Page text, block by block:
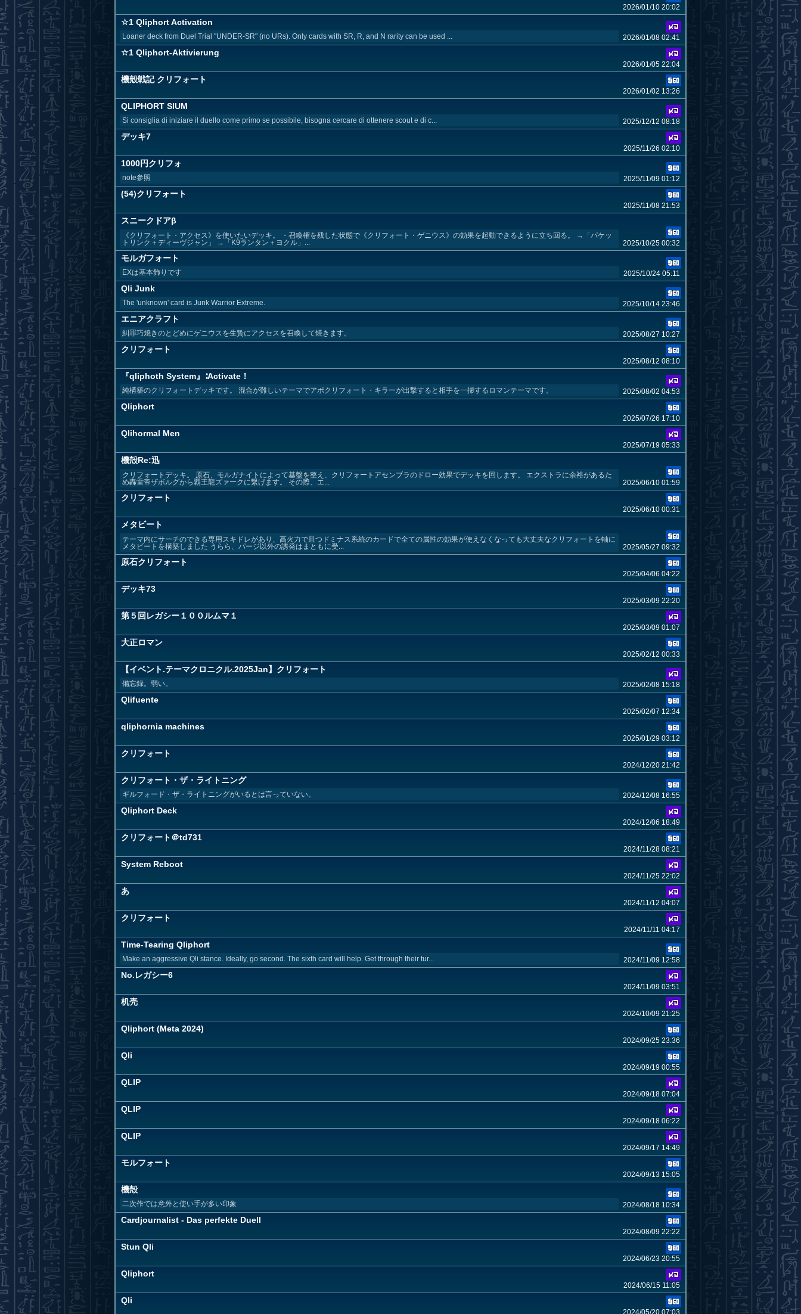
2026/01/10 20:02
☆1 Qliphort Activation
Loaner deck from Duel Trial "UNDER-SR" (no URs). Only cards with SR, R, and N rarity can be used ... 2026/01/08 02:41
☆1 Qliphort-Aktivierung
2026/01/05 22:04
機殼戦記 クリフォート
2026/01/02 13:26
QLIPHORT SIUM
Si consiglia di iniziare il duello come primo se possibile, bisogna cercare di ottenere scout e di c... 2025/12/12 08:18
デッキ7
2025/11/26 02:10
1000円クリフォ
note参照 2025/11/09 01:12
(54)クリフォート
2025/11/08 21:53
スニークドアβ
《クリフォート・アクセス》を使いたいデッキ。 ・召喚権を残した状態で《クリフォート・ゲニウス》の効果を起動できるように立ち回る。 →「パケッ
トリンク＋ディーヴジャン」 →「K9ランタン＋ヨクル」...
2025/10/25 00:32
モルガフォート
EXは基本飾りです 2025/10/24 05:11
Qli Junk
The 'unknown' card is Junk Warrior Extreme. 2025/10/14 23:46
エニアクラフト
糾罪巧焼きのとどめにゲニウスを生贄にアクセスを召喚して焼きます。 2025/08/27 10:27
クリフォート
2025/08/12 08:10
『qliphoth System』∶Activate！
純構築のクリフォートデッキです。 混合が難しいテーマでアポクリフォート・キラーが出撃すると相手を一掃するロマンテーマです。 2025/08/02 04:53
Qliphort
2025/07/26 17:10
Qlihormal Men
2025/07/19 05:33
機殻Re:迅
クリフォートデッキ。 原石、モルガナイトによって基盤を整え、クリフォートアセンブラのドロー効果でデッキを回します。 エクストラに余裕があるた
め轟雷帝ザボルグから覇王龍ズァークに繋げます。 その際、エ...
2025/06/10 01:59
クリフォート
2025/06/10 00:31
メタビート
テーマ内にサーチのできる専用スキドレがあり、高火力で且つドミナス系統のカードで全ての属性の効果が使えなくなっても大丈夫なクリフォートを軸に
メタビートを構築しました うらら、パージ以外の誘発はまともに受...
2025/05/27 09:32
原石クリフォート
2025/04/06 04:22
デッキ73
2025/03/09 22:20
第５回レガシー１００ルムマ１
2025/03/09 01:07
大正ロマン
2025/02/12 00:33
【イベント.テーマクロニクル.2025Jan】クリフォート
備忘録。弱い。 2025/02/08 15:18
Qlifuente
2025/02/07 12:34
qliphornia machines
2025/01/29 03:12
クリフォート
2024/12/20 21:42
クリフォート・ザ・ライトニング
ギルフォード・ザ・ライトニングがいるとは言っていない。 2024/12/08 16:55
Qliphort Deck
2024/12/06 18:49
クリフォート＠td731
2024/11/28 08:21
System Reboot
2024/11/25 22:02
あ
2024/11/12 04:07
クリフォート
2024/11/11 04:17
Time-Tearing Qliphort
Make an aggressive Qli stance. Ideally, go second. The sixth card will help. Get through their tur... 2024/11/09 12:58
No.レガシー6
2024/11/09 03:51
机壳
2024/10/09 21:25
Qliphort (Meta 2024)
2024/09/25 23:36
Qli
2024/09/19 00:55
QLIP
2024/09/18 07:04
QLIP
2024/09/18 06:22
QLIP
2024/09/17 14:49
モルフォート
2024/09/13 15:05
機殻
二次作では意外と使い手が多い印象 2024/08/18 10:34
Cardjournalist - Das perfekte Duell
2024/08/09 22:22
Stun Qli
2024/06/23 20:55
Qliphort
2024/06/15 11:05
Qli
2024/05/20 07:03